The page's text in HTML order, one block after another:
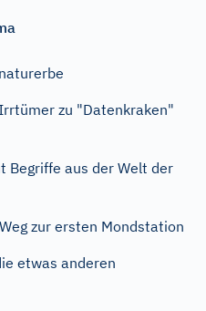
zu "Datenkraken"
Begriffe aus der Welt der
zur ersten Mondstation
etwas anderen